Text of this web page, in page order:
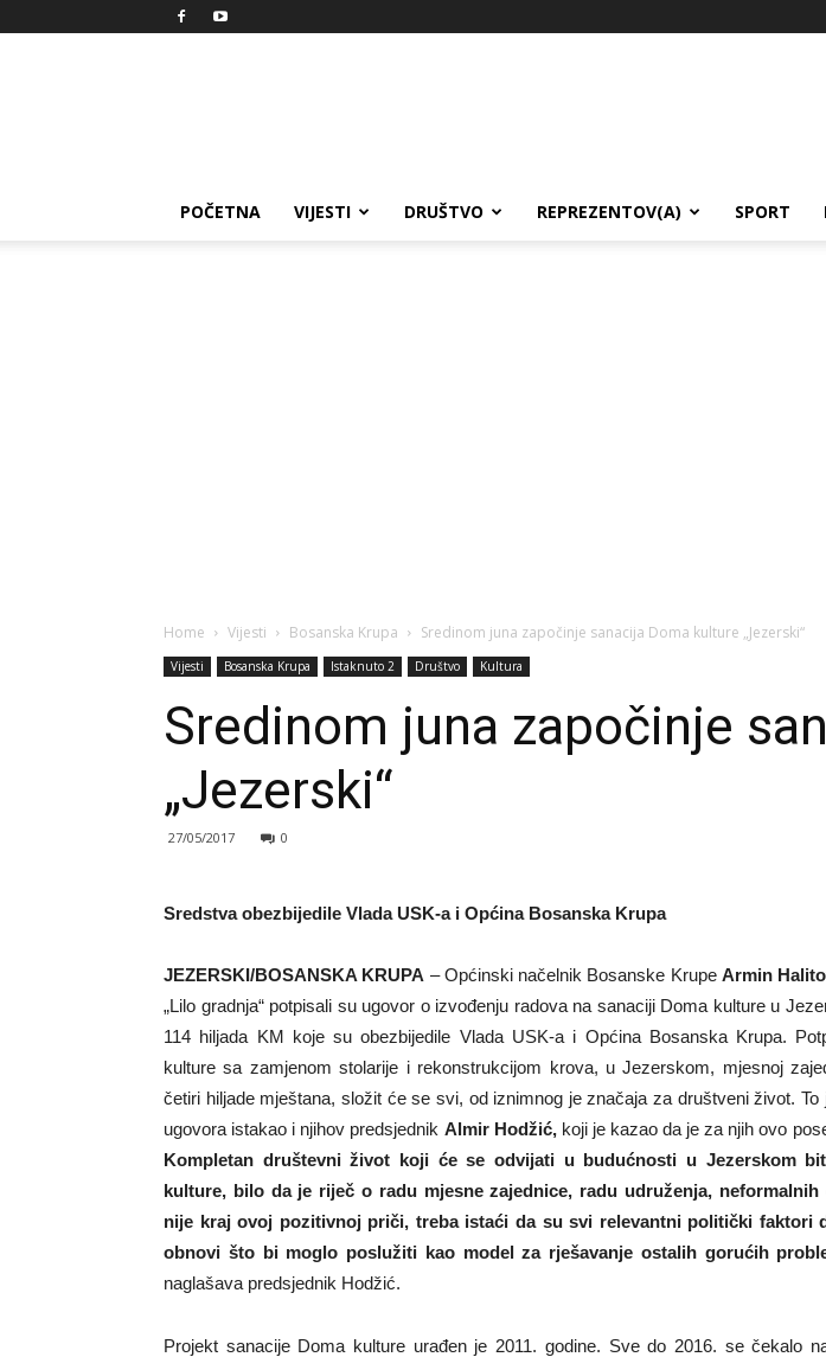
POČETNA VIJESTI DRUŠTVO REPREZENTOV(A) SPORT
Home Vijesti Bosanska Krupa Sredinom juna započinje sanacija Doma kulture „Jezerski“
Vijesti Bosanska Krupa Istaknuto 2 Društvo Kultura
Sredinom juna započinje
„Jezerski“
27/05/2017 0
Sredstva obezbijedile Vlada USK-a i Općina Bosanska Krupa
JEZERSKI/BOSANSKA KRUPA – Općinski načelnik Bosanske Krupe Armin
„Lilo gradnja“ potpisali su ugovor o izvođenju radova na sanaciji Doma kulture u
114 hiljada KM koje su obezbijedile Vlada USK-a i Općina Bosanska Krupa.
kulture sa zamjenom stolarije i rekonstrukcijom krova, u Jezerskom, mjesnoj
četiri hiljade mještana, složit će se svi, od iznimnog je značaja za društveni život. To
ugovora istakao i njihov predsjednik Almir Hodžić, koji je kazao da je za njih ovo
Kompletan društevni život koji će se odvijati u budućnosti u Jezerskom
kulture, bilo da je riječ o radu mjesne zajednice, radu udruženja,
nije kraj ovoj pozitivnoj priči, treba istaći da su svi relevantni politički faktori
obnovi što bi moglo poslužiti kao model za rješavanje ostalih gorućih
naglašava predsjednik Hodžić.
Projekt sanacije Doma kulture urađen je 2011. godine. Sve do 2016. se čekalo